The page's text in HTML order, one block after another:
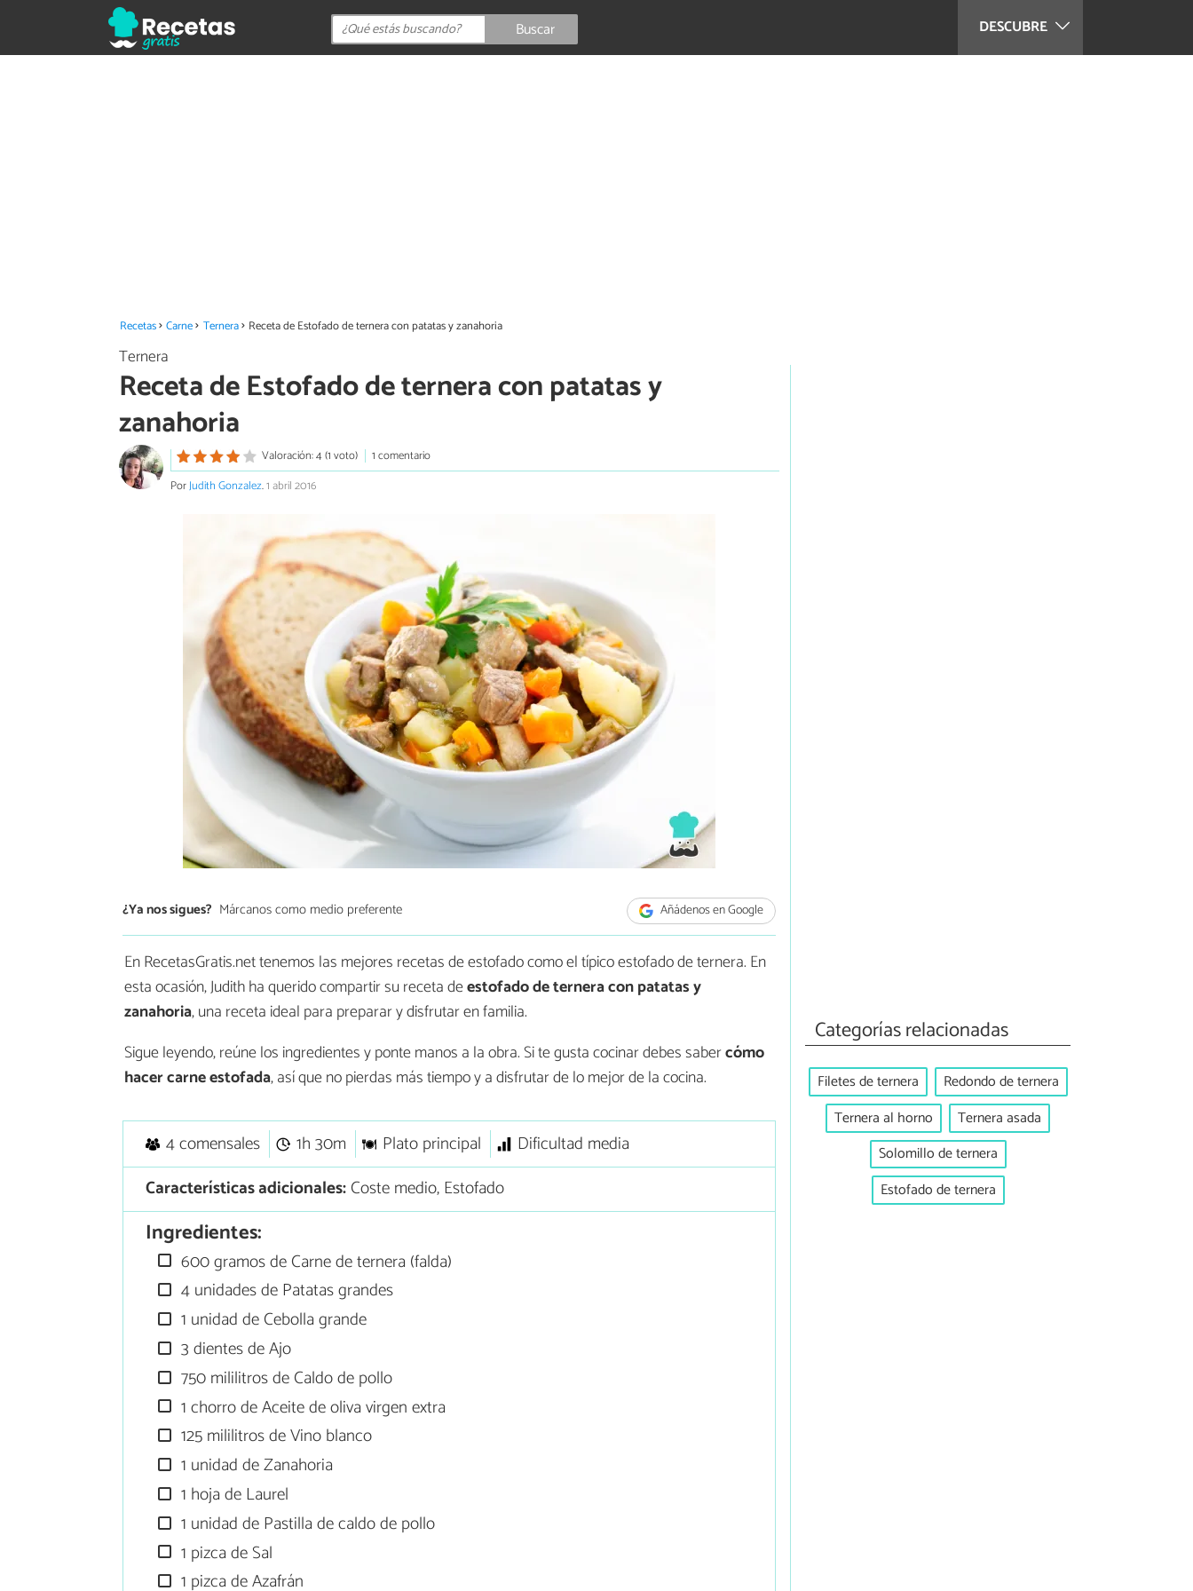
DESCUBRE
Buscar
Recetas Carne Ternera Receta de Estofado de ternera con patatas y zanahoria
Ternera
Receta de Estofado de ternera con patatas y
zanahoria
Valoración: 4 (1 voto)
1 comentario
PorJudith Gonzalez.1 abril 2016
¿Ya nos sigues? Márcanos como medio preferente Añádenos en Google
En RecetasGratis.net tenemos las mejores recetas de estofado como el típico estofado de ternera. En
esta ocasión, Judith ha querido compartir su receta deestofado de ternera con patatas y
zanahoria, una receta ideal para preparar y disfrutar en familia.
Sigue leyendo, reúne los ingredientes y ponte manos a la obra. Si te gusta cocinar debes sabercómo
hacer carne estofada, así que no pierdas más tiempo y a disfrutar de lo mejor de la cocina.
4 comensales 1h 30m Plato principal
Dificultad media
Características adicionales:Coste medio, Estofado
Ingredientes:
600 gramos de Carne de ternera (falda)
4 unidades de Patatas grandes
1 unidad de Cebolla grande
3 dientes de Ajo
750 mililitros de Caldo de pollo
1 chorro de Aceite de oliva virgen extra
125 mililitros de Vino blanco
1 unidad de Zanahoria
1 hoja de Laurel
1 unidad de Pastilla de caldo de pollo
1 pizca de Sal
1 pizca de Azafrán
Categorías relacionadas
Filetes de ternera
Redondo de ternera
Ternera al horno
Ternera asada
Solomillo de ternera
Estofado de ternera